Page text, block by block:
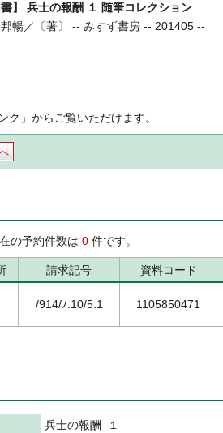
書】 兵士の報酬 １ 随筆コレクション
暢／〔著〕 -- みすず書房 -- 201405 --
ク」からご覧いただけます。
の予約件数は 0 件です。
請求記号 資料コード
/914/ﾉ.10/5.1 1105850471
兵士の報酬 １